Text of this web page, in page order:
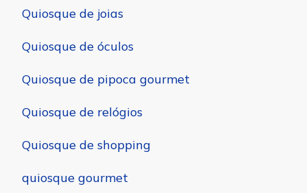
Quiosque de joias
Quiosque de óculos
Quiosque de pipoca gourmet
Quiosque de relógios
Quiosque de shopping
quiosque gourmet